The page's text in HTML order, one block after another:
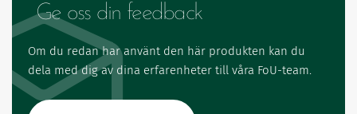
Ge oss din feedback
Om du redan har använt den här produkten kan du
dela med dig av dina erfarenheter till våra FoU-team.